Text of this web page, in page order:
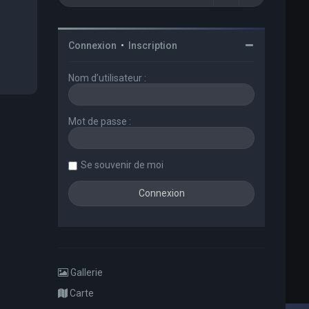
Connexion • Inscription
Nom d’utilisateur :
Mot de passe :
Se souvenir de moi
Gallerie
Carte